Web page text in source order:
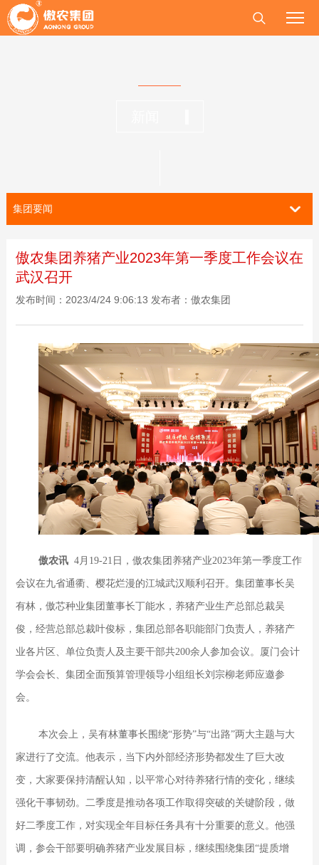
集团要闻
傲农集团养猪产业2023年第一季度工作会议在
武汉召开
发布时间：2023/4/24 9:06:13 发布者：傲农集团
傲农讯4月19-21日，傲农集团养猪产业2023年第一季度工作
会议在九省通衢、樱花烂漫的江城武汉顺利召开。集团董事长吴
有林，傲芯种业集团董事长丁能水，养猪产业生产总部总裁吴
俊，经营总部总裁叶俊标，集团总部各职能部门负责人，养猪产
业各片区、单位负责人及主要干部共200余人参加会议。厦门会计
学会会长、集团全面预算管理领导小组组长刘宗柳老师应邀参
会。
本次会上，吴有林董事长围绕“形势”与“出路”两大主题与大
家进行了交流。他表示，当下内外部经济形势都发生了巨大改
变，大家要保持清醒认知，以平常心对待养猪行情的变化，继续
强化干事韧劲。二季度是推动各项工作取得突破的关键阶段，做
好二季度工作，对实现全年目标任务具有十分重要的意义。他强
调，参会干部要明确养猪产业发展目标，继续围绕集团“提质增